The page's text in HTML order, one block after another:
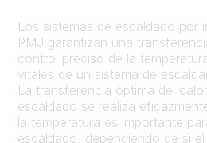
Los sistemas de escaldado por
PMJ garantizan una
control preciso de la
vitales de un sistema de
La transferencia óptima del
escaldado se realiza
la temperatura es importante
escaldado, dependiendo de si